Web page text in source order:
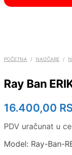
POČETNA / NAOČARE /
Ray Ban
16.400,00
PDV uračunat u
Model: Ray-Ban-